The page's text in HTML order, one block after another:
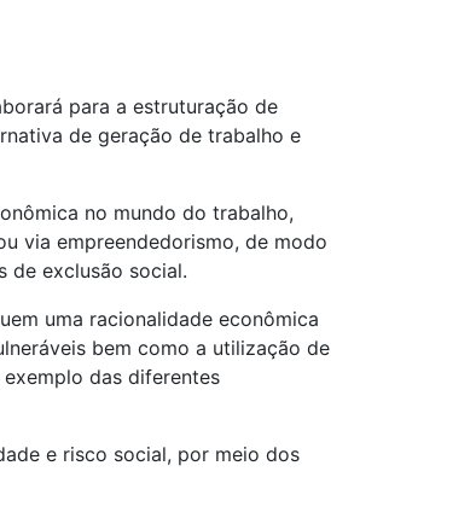
para a estruturação de
de geração de trabalho e
no mundo do trabalho,
via empreendedorismo, de modo
de exclusão social.
uma racionalidade econômica
bem como a utilização de
das diferentes
e risco social, por meio dos